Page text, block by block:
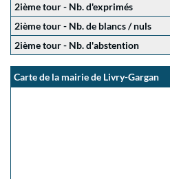
2ième tour - Nb. d'exprimés
2ième tour - Nb. de blancs / nuls
2ième tour - Nb. d'abstention
Carte de la mairie de Livry-Gargan